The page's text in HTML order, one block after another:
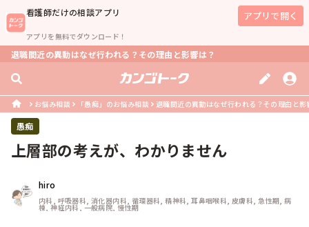
看護師だけの相談アプリ
アプリを無料でダウンロード！
アプリで開く
退職間近の異動はなぜ行われる？その理由と影響は？
お悩み相談 「愚痴」のお悩み相談 退職間近の異動はなぜ行われる？その理由と影
愚痴
上層部の考えが、わかりません
hiro
内科, 呼吸器科, 消化器内科, 循環器科, 精神科, 耳鼻咽喉科, 皮膚科, 急性期, 病
棟, 神経内科, 一般病院, 慢性期